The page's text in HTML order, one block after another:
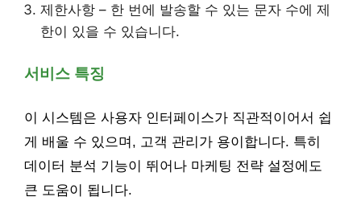
제한사항 – 한 번에 발송할 수 있는 문자 수에 제
한이 있을 수 있습니다.
서비스 특징
이 시스템은 사용자 인터페이스가 직관적이어서 쉽
게 배울 수 있으며, 고객 관리가 용이합니다. 특히
데이터 분석 기능이 뛰어나 마케팅 전략 설정에도
큰 도움이 됩니다.